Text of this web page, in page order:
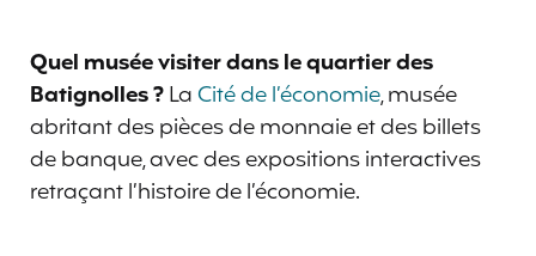
Quel musée visiter dans le quartier des
Batignolles ?LaCité de l’économie, musée
abritant des pièces de monnaie et des billets
de banque, avec des expositions interactives
retraçant l’histoire de l’économie.